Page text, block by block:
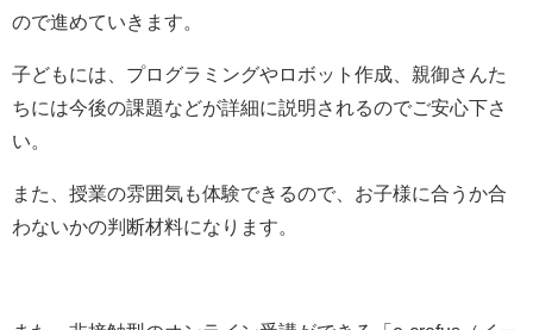
ので進めていきます。
子どもには、プログラミングやロボット作成、親御さんた
ちには今後の課題などが詳細に説明されるのでご安心下さ
い。
また、授業の雰囲気も体験できるので、お子様に合うか合
わないかの判断材料になります。